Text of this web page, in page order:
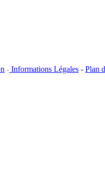
- Informations Légales - Plan